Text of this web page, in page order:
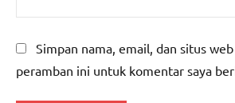
Simpan nama, email, dan situs web
peramban ini untuk komentar saya